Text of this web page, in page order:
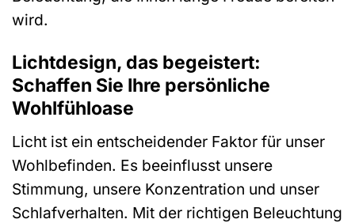
wird.
Lichtdesign, das begeistert:
Schaffen Sie Ihre persönliche
Wohlfühloase
Licht ist ein entscheidender Faktor für unser
Wohlbefinden. Es beeinflusst unsere
Stimmung, unsere Konzentration und unser
Schlafverhalten. Mit der richtigen Beleuchtung